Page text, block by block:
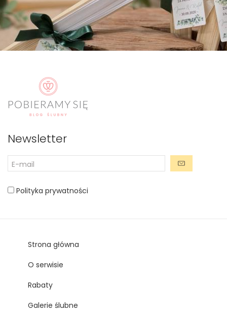
Newsletter
Polityka prywatności
Strona główna
O serwisie
Rabaty
Galerie ślubne